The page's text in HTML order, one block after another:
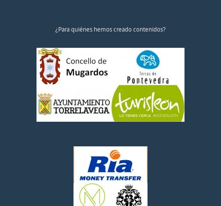
¿Para quiénes hemos creado contenidos?